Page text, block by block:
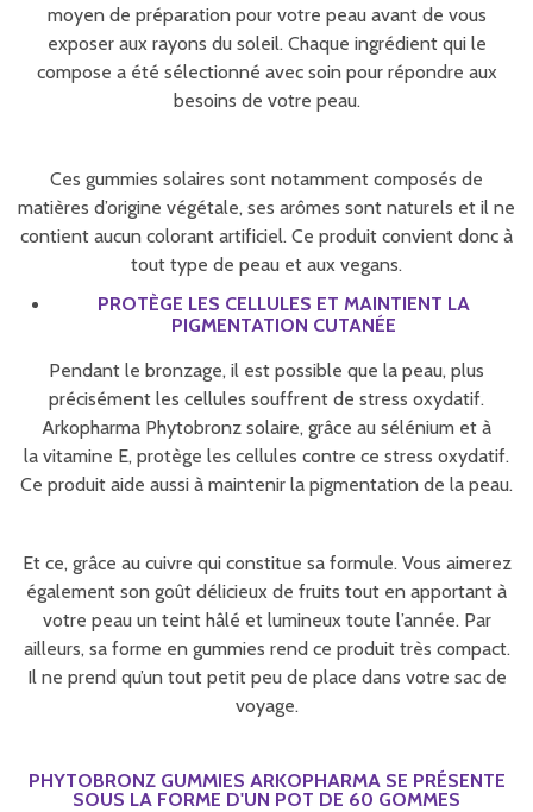
moyen de préparation pour votre peau avant de vous
exposer aux rayons du soleil. Chaque ingrédient qui le
compose a été sélectionné avec soin pour répondre aux
besoins de votre peau.
Ces gummies solaires sont notamment composés de
matières d’origine végétale, ses arômes sont naturels et il ne
contient aucun colorant artificiel. Ce produit convient donc à
tout type de peau et aux vegans.
PROTÈGE LES CELLULES ET MAINTIENT LA
PIGMENTATION CUTANÉE
Pendant le bronzage, il est possible que la peau, plus
précisément les cellules souffrent de stress oxydatif.
Arkopharma Phytobronz solaire, grâce au sélénium et à
la vitamine E, protège les cellules contre ce stress oxydatif.
Ce produit aide aussi à maintenir la pigmentation de la peau.
Et ce, grâce au cuivre qui constitue sa formule. Vous aimerez
également son goût délicieux de fruits tout en apportant à
votre peau un teint hâlé et lumineux toute l’année. Par
ailleurs, sa forme en gummies rend ce produit très compact.
Il ne prend qu’un tout petit peu de place dans votre sac de
voyage.
PHYTOBRONZ GUMMIES ARKOPHARMASE PRÉSENTE
SOUS LA FORME D'UN POT DE 60 GOMMES